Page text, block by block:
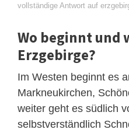
vollständige Antwort auf
Wo beginnt und
Erzgebirge?
Im Westen beginnt es
Markneukirchen,
weiter geht es südlich
selbstverständlich